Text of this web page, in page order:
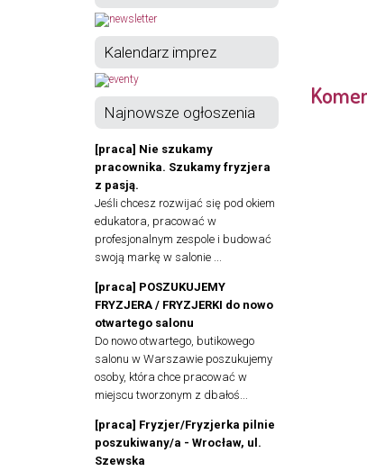
Kalendarz imprez
Najnowsze ogłoszenia
[praca] Nie szukamy
pracownika. Szukamy fryzjera
z pasją.
Jeśli chcesz rozwijać się pod okiem
edukatora, pracować w
profesjonalnym zespole i budować
swoją markę w salonie ...
[praca] POSZUKUJEMY
FRYZJERA / FRYZJERKI do nowo
otwartego salonu
Do nowo otwartego, butikowego
salonu w Warszawie poszukujemy
osoby, która chce pracować w
miejscu tworzonym z dbałoś...
[praca] Fryzjer/Fryzjerka pilnie
poszukiwany/a - Wrocław, ul.
Szewska